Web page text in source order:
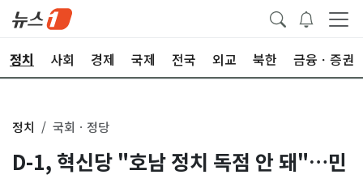
정치 사회 경제 국제 전국 외교 북한 금융ㆍ증권
정치 국회ㆍ정당
D-1, 혁신당 "호남 정치 독점 안 돼"…민